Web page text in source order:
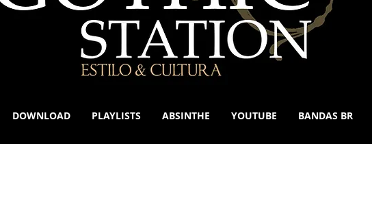
DOWNLOAD PLAYLISTS ABSINTHE YOUTUBE BANDAS BR